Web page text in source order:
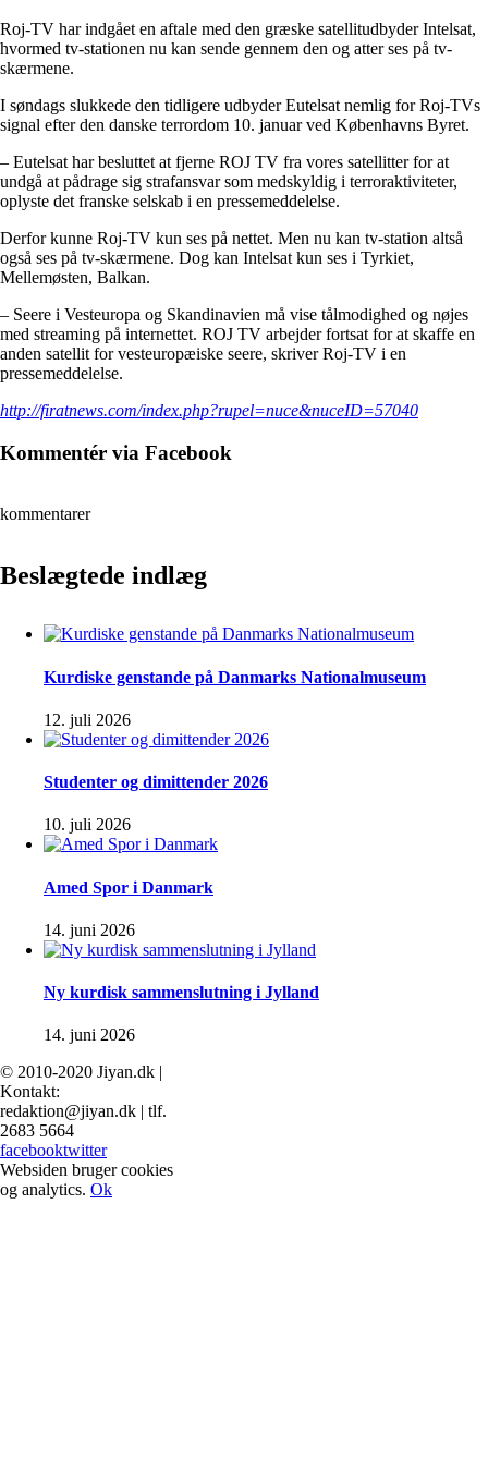
Roj-TV har indgået en aftale med den græske satellitudbyder Intelsat,
hvormed tv-stationen nu kan sende gennem den og atter ses på tv-
skærmene.
I søndags slukkede den tidligere udbyder Eutelsat nemlig for Roj-TVs
signal efter den danske terrordom 10. januar ved Københavns Byret.
– Eutelsat har besluttet at fjerne ROJ TV fra vores satellitter for at
undgå at pådrage sig strafansvar som medskyldig i terroraktiviteter,
oplyste det franske selskab i en pressemeddelelse.
Derfor kunne Roj-TV kun ses på nettet. Men nu kan tv-station altså
også ses på tv-skærmene. Dog kan Intelsat kun ses i Tyrkiet,
Mellemøsten, Balkan.
– Seere i Vesteuropa og Skandinavien må vise tålmodighed og nøjes
med streaming på internettet. ROJ TV arbejder fortsat for at skaffe en
anden satellit for vesteuropæiske seere, skriver Roj-TV i en
pressemeddelelse.
http://firatnews.com/index.php?rupel=nuce&nuceID=57040
Kommentér via Facebook
kommentarer
Beslægtede indlæg
Kurdiske genstande på Danmarks Nationalmuseum
12. juli 2026
Studenter og dimittender 2026
10. juli 2026
Amed Spor i Danmark
14. juni 2026
Ny kurdisk sammenslutning i Jylland
14. juni 2026
© 2010-2020 Jiyan.dk |
Kontakt:
redaktion@jiyan.dk | tlf.
2683 5664
facebooktwitter
Websiden bruger cookies
og analytics. Ok